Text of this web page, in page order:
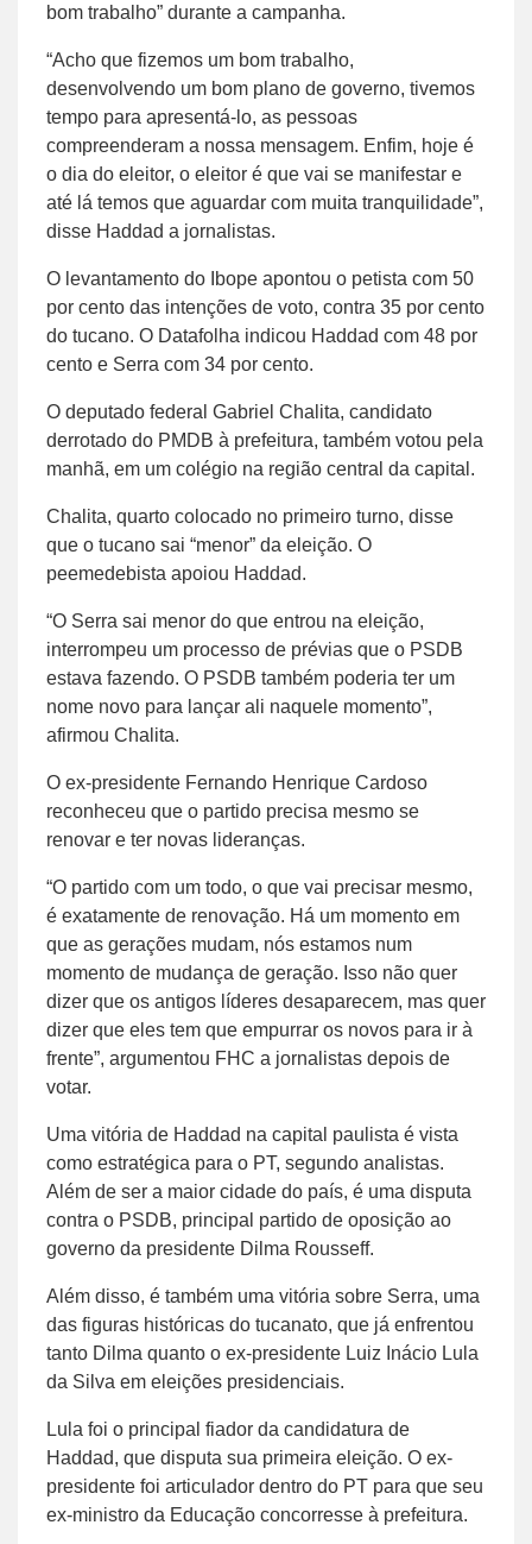
bom trabalho” durante a campanha.
“Acho que fizemos um bom trabalho,
desenvolvendo um bom plano de governo, tivemos
tempo para apresentá-lo, as pessoas
compreenderam a nossa mensagem. Enfim, hoje é
o dia do eleitor, o eleitor é que vai se manifestar e
até lá temos que aguardar com muita tranquilidade”,
disse Haddad a jornalistas.
O levantamento do Ibope apontou o petista com 50
por cento das intenções de voto, contra 35 por cento
do tucano. O Datafolha indicou Haddad com 48 por
cento e Serra com 34 por cento.
O deputado federal Gabriel Chalita, candidato
derrotado do PMDB à prefeitura, também votou pela
manhã, em um colégio na região central da capital.
Chalita, quarto colocado no primeiro turno, disse
que o tucano sai “menor” da eleição. O
peemedebista apoiou Haddad.
“O Serra sai menor do que entrou na eleição,
interrompeu um processo de prévias que o PSDB
estava fazendo. O PSDB também poderia ter um
nome novo para lançar ali naquele momento”,
afirmou Chalita.
O ex-presidente Fernando Henrique Cardoso
reconheceu que o partido precisa mesmo se
renovar e ter novas lideranças.
“O partido com um todo, o que vai precisar mesmo,
é exatamente de renovação. Há um momento em
que as gerações mudam, nós estamos num
momento de mudança de geração. Isso não quer
dizer que os antigos líderes desaparecem, mas quer
dizer que eles tem que empurrar os novos para ir à
frente”, argumentou FHC a jornalistas depois de
votar.
Uma vitória de Haddad na capital paulista é vista
como estratégica para o PT, segundo analistas.
Além de ser a maior cidade do país, é uma disputa
contra o PSDB, principal partido de oposição ao
governo da presidente Dilma Rousseff.
Além disso, é também uma vitória sobre Serra, uma
das figuras históricas do tucanato, que já enfrentou
tanto Dilma quanto o ex-presidente Luiz Inácio Lula
da Silva em eleições presidenciais.
Lula foi o principal fiador da candidatura de
Haddad, que disputa sua primeira eleição. O ex-
presidente foi articulador dentro do PT para que seu
ex-ministro da Educação concorresse à prefeitura.